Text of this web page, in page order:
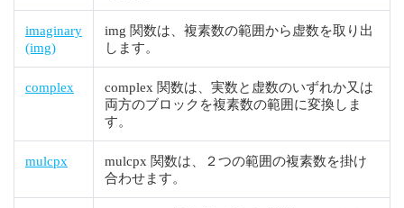
imaginary
(img)
img 関数は、複素数の範囲から虚数を取り出
します。
complex
complex 関数は、実数と虚数のいずれか又は
両方のブロックを複素数の範囲に変換しま
す。
mulcpx
mulcpx 関数は、２つの範囲の複素数を掛け
合わせます。